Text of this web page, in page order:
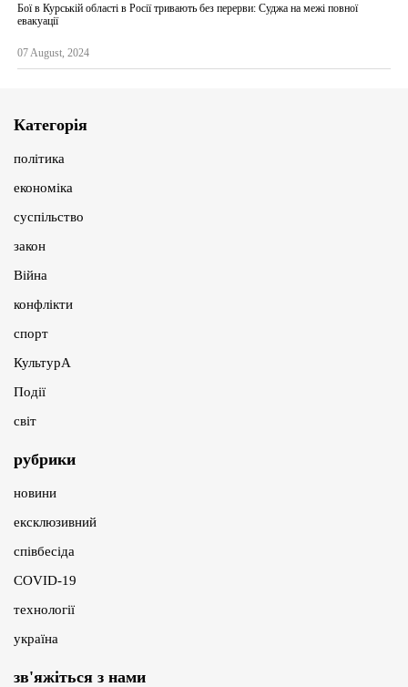
Бої в Курській області в Росії тривають без перерви: Суджа на межі повної
евакуації
07 August, 2024
Категорія
політика
економіка
суспільство
закон
Війна
конфлікти
спорт
КультурА
Події
світ
рубрики
новини
ексклюзивний
співбесіда
COVID-19
технології
україна
зв'яжіться з нами